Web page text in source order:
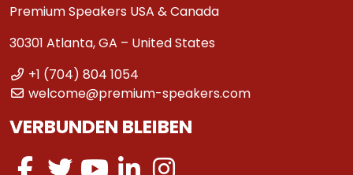
Premium Speakers USA & Canada
30301 Atlanta, GA – United States
+1 (704) 804 1054
welcome@premium-speakers.com
VERBUNDEN BLEIBEN